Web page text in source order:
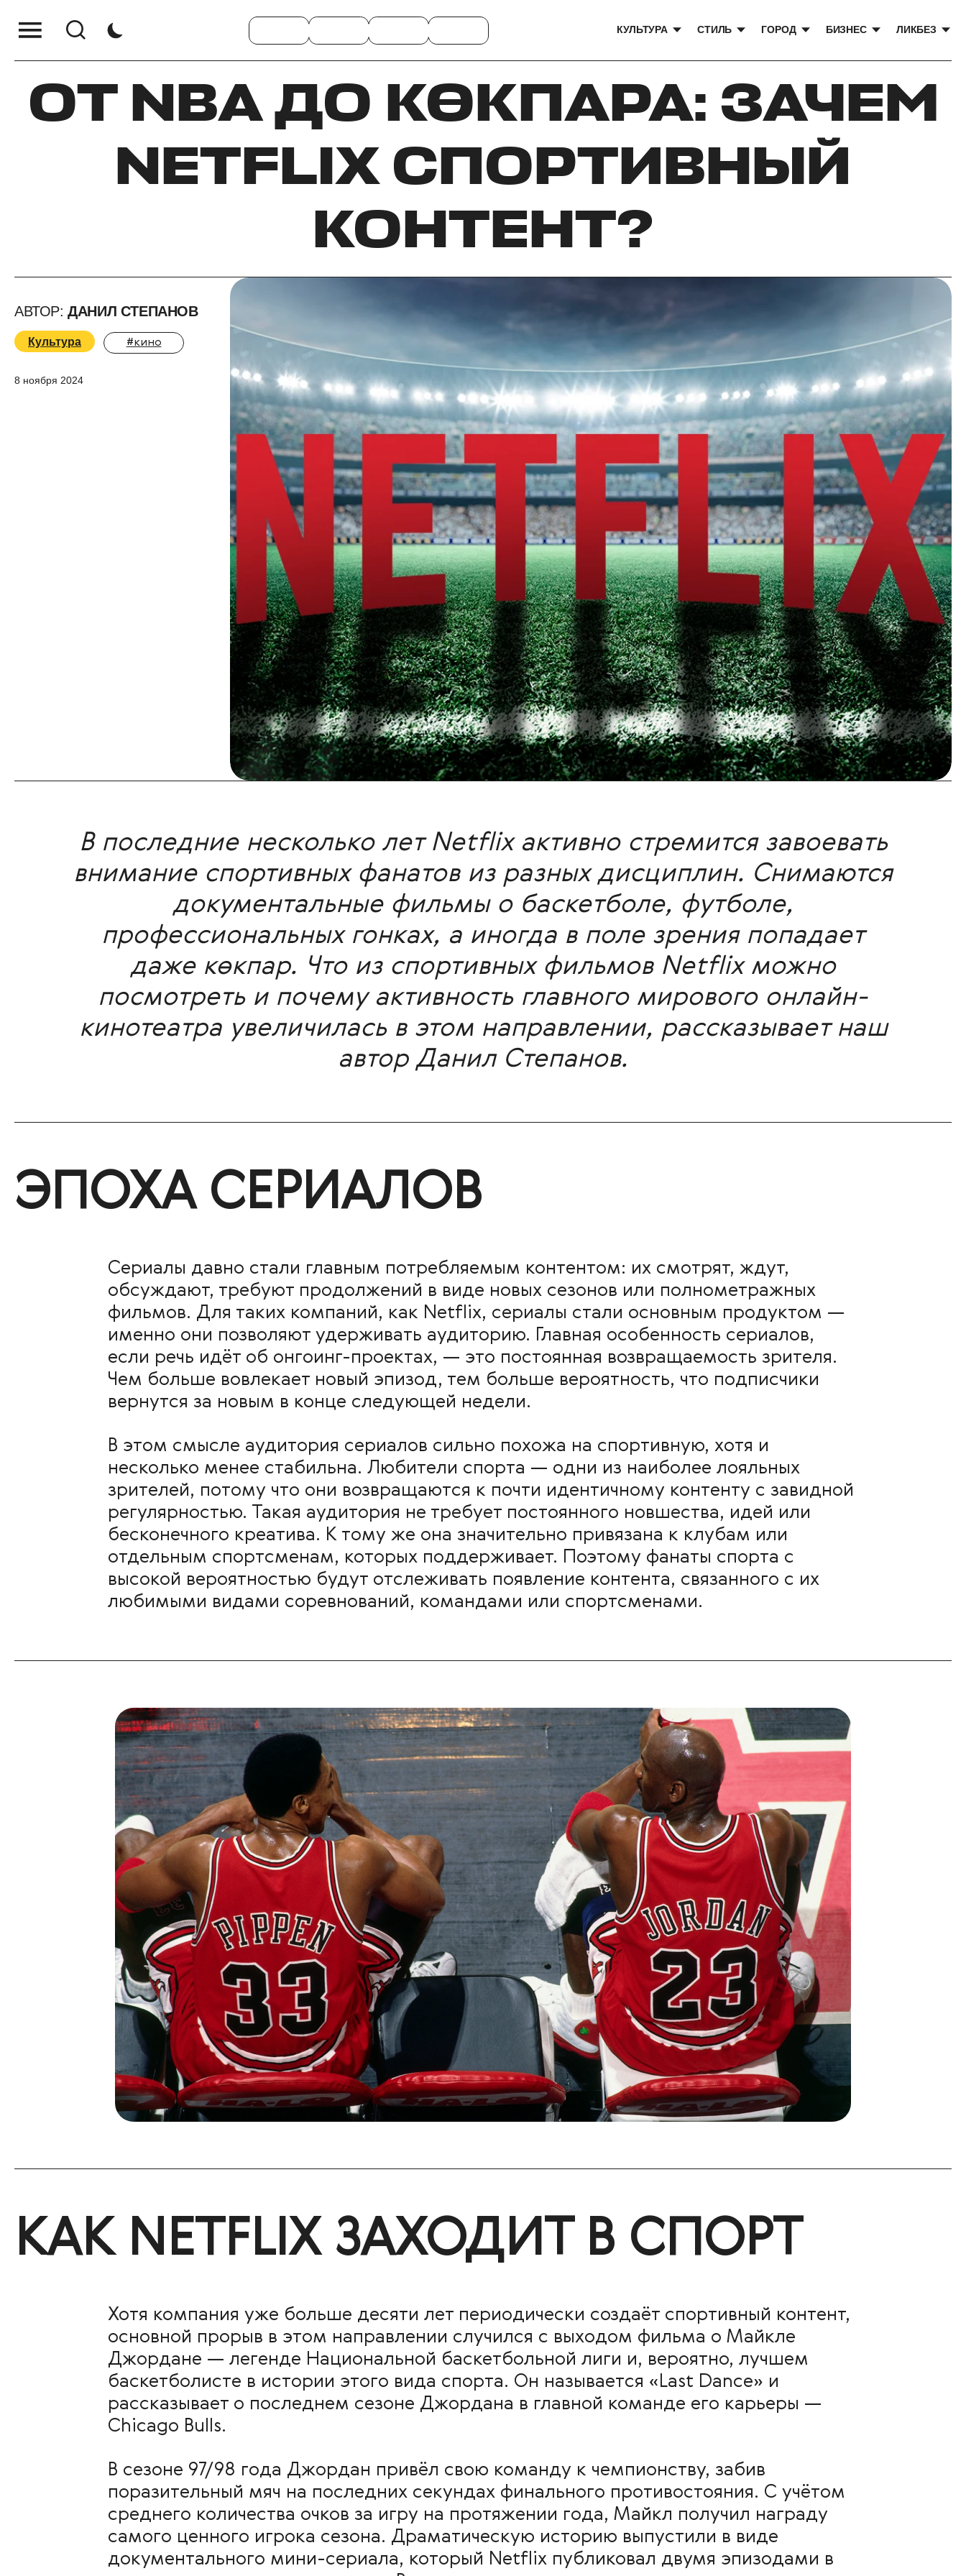
КУЛЬТУРА СТИЛЬ ГОРОД БИЗНЕС ЛИКБЕЗ
ОТ NBA ДО КӨКПАРА: ЗАЧЕМ
NETFLIX СПОРТИВНЫЙ
КОНТЕНТ?
АВТОР:ДАНИЛ СТЕПАНОВ
Культура #кино
8 ноября 2024
В последние несколько лет Netflix активно стремится завоевать
внимание спортивных фанатов из разных дисциплин. Снимаются
документальные фильмы о баскетболе, футболе,
профессиональных гонках, а иногда в поле зрения попадает
даже көкпар. Что из спортивных фильмов Netflix можно
посмотреть и почему активность главного мирового онлайн-
кинотеатра увеличилась в этом направлении, рассказывает наш
автор Данил Степанов.
ЭПОХА СЕРИАЛОВ
Сериалы давно стали главным потребляемым контентом: их смотрят, ждут,
обсуждают, требуют продолжений в виде новых сезонов или полнометражных
фильмов. Для таких компаний, как Netflix, сериалы стали основным продуктом —
именно они позволяют удерживать аудиторию. Главная особенность сериалов,
если речь идёт об онгоинг-проектах, — это постоянная возвращаемость зрителя.
Чем больше вовлекает новый эпизод, тем больше вероятность, что подписчики
вернутся за новым в конце следующей недели.
В этом смысле аудитория сериалов сильно похожа на спортивную, хотя и
несколько менее стабильна. Любители спорта — одни из наиболее лояльных
зрителей, потому что они возвращаются к почти идентичному контенту с завидной
регулярностью. Такая аудитория не требует постоянного новшества, идей или
бесконечного креатива. К тому же она значительно привязана к клубам или
отдельным спортсменам, которых поддерживает. Поэтому фанаты спорта с
высокой вероятностью будут отслеживать появление контента, связанного с их
любимыми видами соревнований, командами или спортсменами.
КАК NETFLIX ЗАХОДИТ В СПОРТ
Хотя компания уже больше десяти лет периодически создаёт спортивный контент,
основной прорыв в этом направлении случился с выходом фильма о Майкле
Джордане — легенде Национальной баскетбольной лиги и, вероятно, лучшем
баскетболисте в истории этого вида спорта. Он называется «Last Dance» и
рассказывает о последнем сезоне Джордана в главной команде его карьеры —
Chicago Bulls.
В сезоне 97/98 года Джордан привёл свою команду к чемпионству, забив
поразительный мяч на последних секундах финального противостояния. С учётом
среднего количества очков за игру на протяжении года, Майкл получил награду
самого ценного игрока сезона. Драматическую историю выпустили в виде
документального мини-сериала, который Netflix публиковал двумя эпизодами в